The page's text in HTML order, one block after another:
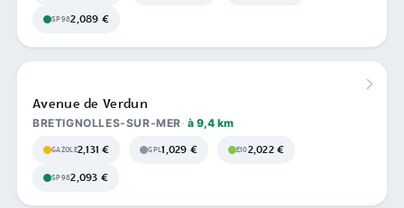
SP982,089 €
Avenue de Verdun
BRETIGNOLLES-SUR-MER à 9,4 km
GAZOLE2,131 € GPL1,029 € E102,022 €
SP982,093 €